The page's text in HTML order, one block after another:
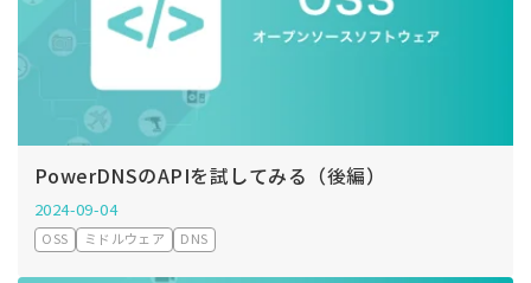
PowerDNSのAPIを試してみる（後編）
2024-09-04
OSS ミドルウェア DNS